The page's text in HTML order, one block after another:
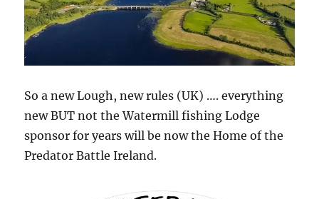
So a new Lough, new rules (UK) …. everything
new BUT not the Watermill fishing Lodge
sponsor for years will be now the Home of the
Predator Battle Ireland.